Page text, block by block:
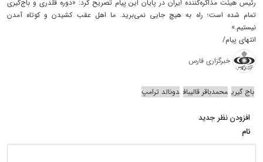
رئیس هیئت مذاکره‌کننده ایران در پایان این پیام تصریح کرد: «دوره قلدری و باج‌گیری
تمام شده است؛ راه به هیچ جایی نمی‌برید. ما اهل عقب کشیدن و کوتاه آمدن
نیستیم.»
انتهای پیام/
خبرگزاری فارس
باج گیری محمدباقر قالیباف دونالد ترامپ
افزودن نظر جدید
نام